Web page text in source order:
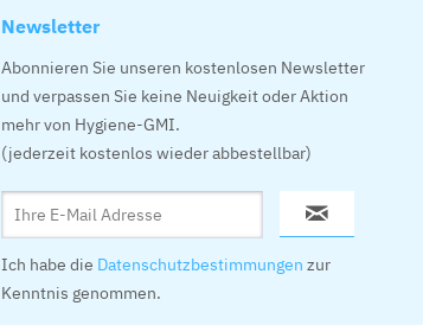
Newsletter
Abonnieren Sie unseren kostenlosen Newsletter
und verpassen Sie keine Neuigkeit oder Aktion
mehr von Hygiene-GMI.
(jederzeit kostenlos wieder abbestellbar)
Ich habe die Datenschutzbestimmungen zur
Kenntnis genommen.